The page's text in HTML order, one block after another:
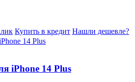
Купить в кредит Нашли дешевле?
iPhone 14 Plus